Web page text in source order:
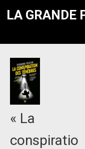
LA GRANDE
« La
conspiratio